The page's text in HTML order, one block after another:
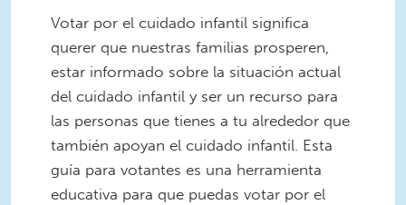
Votar por el cuidado infantil significa
querer que nuestras familias prosperen,
estar informado sobre la situación actual
del cuidado infantil y ser un recurso para
las personas que tienes a tu alrededor que
también apoyan el cuidado infantil. Esta
guía para votantes es una herramienta
educativa para que puedas votar por el